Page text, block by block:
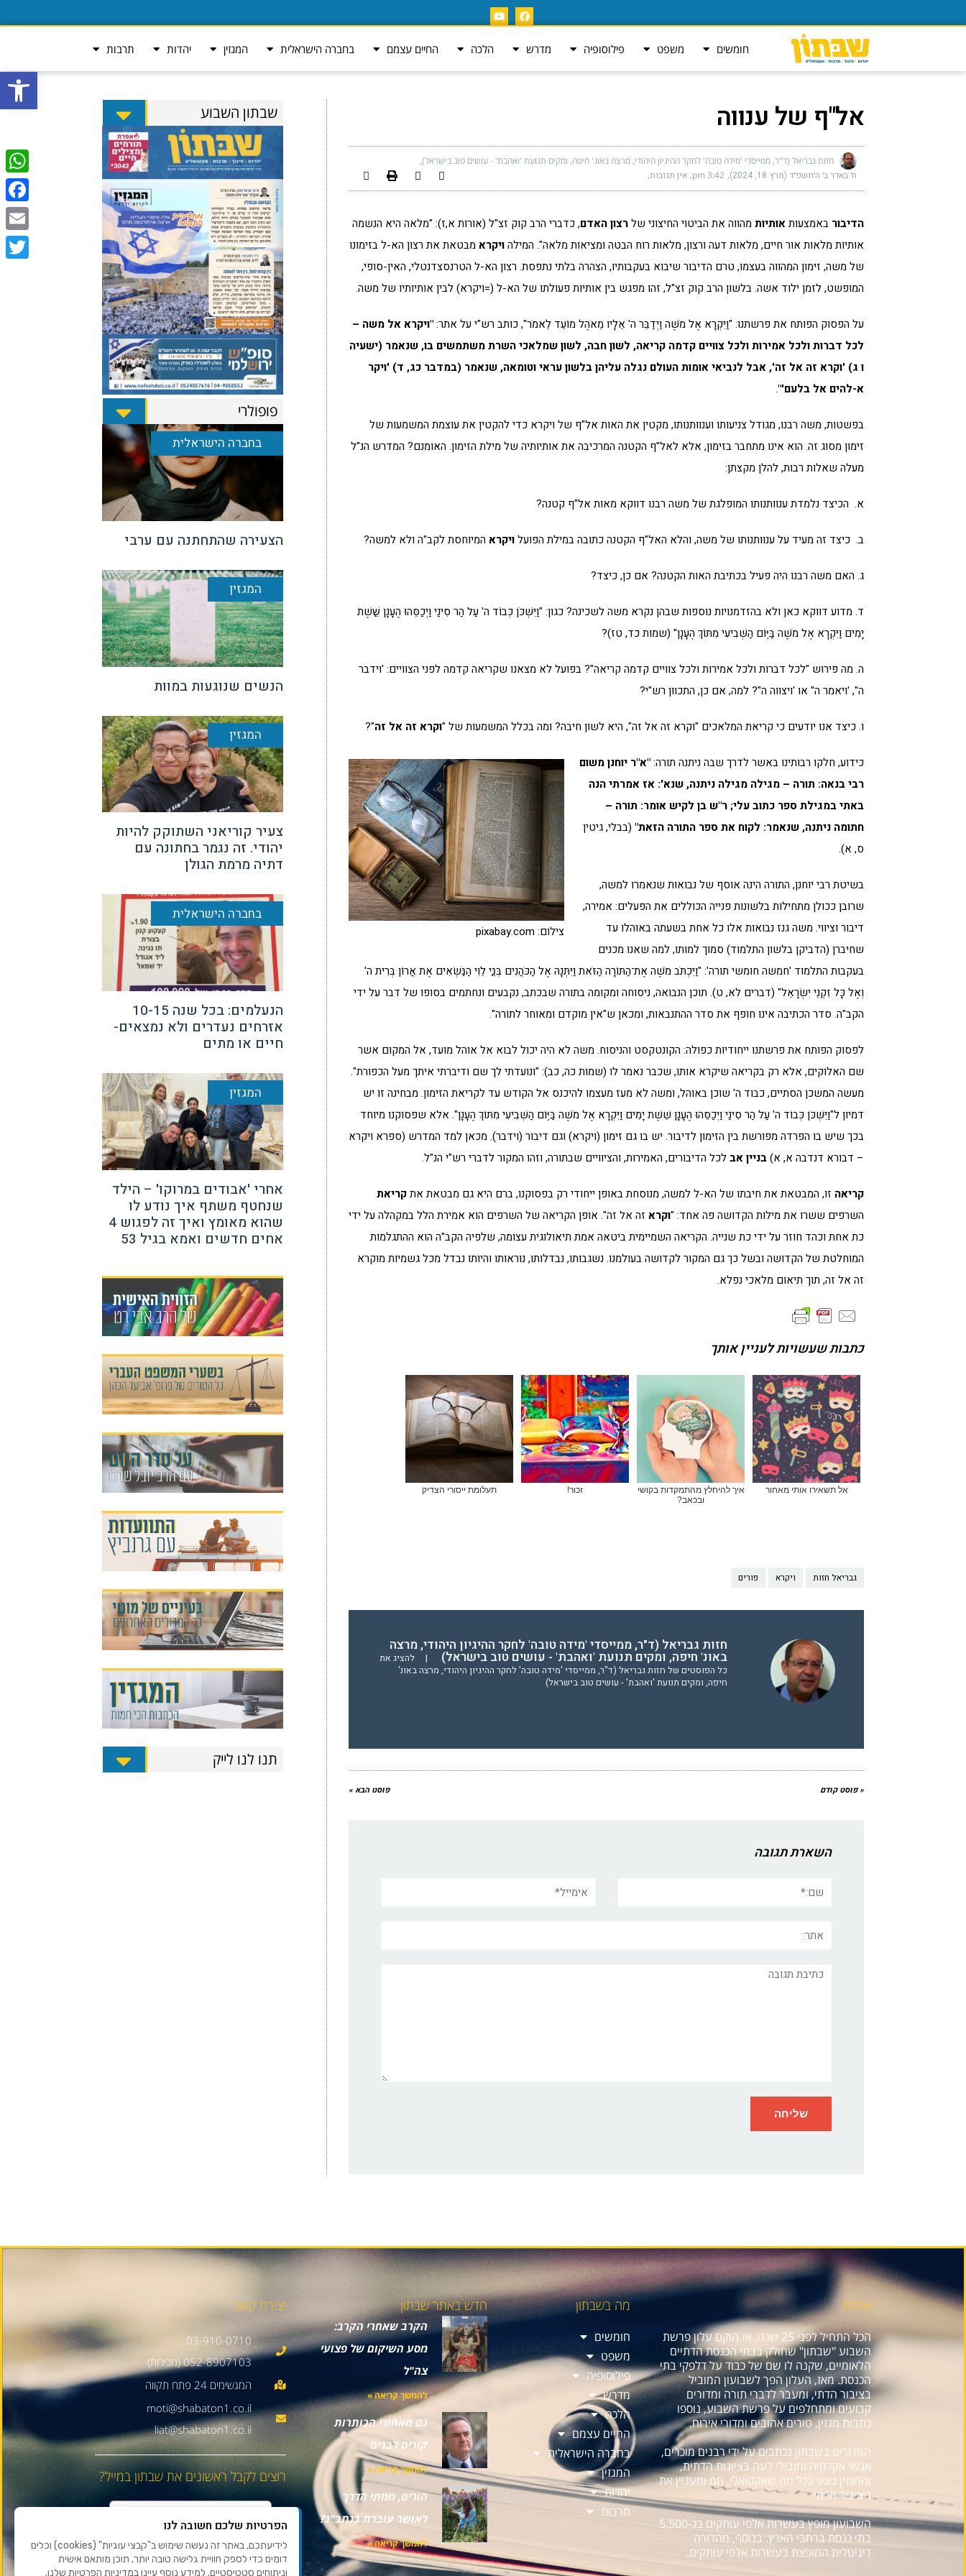
פתח
חומשים משפט פילוסופיה מדרש הלכה החיים עצמם בחברה הישראלית המגזין יהדות תרבות
אל"ף של ענווה
חזות גבריאל (ד"ר, ממייסדי 'מידה טובה' לחקר ההיגיון היהודי, מרצה באונ' חיפה, ומקים תנועת 'ואהבת' - עושים טוב בישראל)
ח׳ באדר ב׳ ה׳תשפ״ד (מרץ 18, 2024) 3:42 pm אין תגובות
הדיבור באמצעותאותיותמהווה את הביטוי החיצוני שלרצון האדם, כדברי הרב קוק זצ"ל (אורות א,ז): "מלאה היא הנשמה
אותיות מלאות אור חיים, מלאות דעה ורצון, מלאות רוח הבטה ומציאות מלאה". המילהויקרא מבטאת את רצון הא-ל בזימונו
של משה, זימון המהווה בעצמו, טרם הדיבור שיבוא בעקבותיו, הצהרה בלתי נתפסת. רצון הא-ל הטרנסצדנטלי, האין-סופי,
המופשט, לזמן ילוד אשה. בלשון הרב קוק זצ"ל, זהו מפגש בין אותיות פעולתו של הא-ל (=ויקרא) לבין אותיותיו של משה.
על הפסוק הפותח את פרשתנו: "וַיִּקְרָא אֶל מֹשֶׁה וַיְדַבֵּר ה' אֵלָיו מֵאֹהֶל מוֹעֵד לֵאמֹר", כותב רש"י על אתר:"ויקרא אל משה –
לכל דברות ולכל אמירות ולכל צוויים קדמה קריאה, לשון חבה, לשון שמלאכי השרת משתמשים בו, שנאמר (ישעיה
ו ג) 'וקרא זה אל זה', אבל לנביאי אומות העולם נגלה עליהן בלשון עראי וטומאה, שנאמר (במדבר כג, ד) 'ויקר
א-להים אל בלעם'".
בפשטות, משה רבנו, מגודל צניעותו וענוותנותו, מקטין את האות אל"ף של ויקרא כדי להקטין את עוצמת המשמעות של
זימון מסוג זה. הוא אינו מתחבר בזימון, אלא לאל"ף הקטנה המרכיבה את אותיותיה של מילת הזימון. האומנם? המדרש הנ"ל
מעלה שאלות רבות, להלן מקצתן:
א. הכיצד נלמדת ענוותנותו המופלגת של משה רבנו דווקא מאות אל"ף קטנה?
ב. כיצד זה מעיד על ענוותנותו של משה, והלא האל"ף הקטנה כתובה במילת הפועלויקרא המיוחסת לקב"ה ולא למשה?
ג. האם משה רבנו היה פעיל בכתיבת האות הקטנה? אם כן, כיצד?
ד. מדוע דווקא כאן ולא בהזדמנויות נוספות שבהן נקרא משה לשכינה? כגון: "וַיִּשְׁכֹּן כְּבוֹד ה' עַל הַר סִינַי וַיְכַסֵּהוּ הֶעָנָן שֵׁ֣שֶׁת
יָמִים וַיִּקְרָא אֶל מֹשֶׁה בַּיּ֥וֹם הַשְּׁבִיעִי מִתּוֹךְ הֶעָנָן" (שמות כד, טז)?
ה. מה פירוש "לכל דברות ולכל אמירות ולכל צוויים קדמה קריאה"? בפועל לא מצאנו שקריאה קדמה לפני הצוויים: 'וידבר
ה", 'ויאמר ה" או 'ויצווה ה"? למה, אם כן, התכוון רש"י?
ו. כיצד אנו יודעים כי קריאת המלאכים "וקרא זה אל זה", היא לשון חיבה? ומה בכלל המשמעות של "וקרא זה אל זה"?
צילום: pixabay.com
כידוע, חלקו רבותינו באשר לדרך שבה ניתנה תורה:"א"ר יוחנן משום
רבי בנאה: תורה – מגילה מגילה ניתנה, שנא': אז אמרתי הנה
באתי במגילת ספר כתוב עלי; ר"ש בן לקיש אומר: תורה –
חתומה ניתנה, שנאמר: לקוח את ספר התורה הזאת" (בבלי, גיטין
ס, א).
בשיטת רבי יוחנן, התורה הינה אוסף של נבואות שנאמרו למשה,
שרובן ככולן מתחילות בלשונות פנייה הכוללים את הפעלים: אמירה,
דיבור וציווי. משה גנז נבואות אלו כל אחת בשעתה באוהלו עד
שחיברן (הדביקן בלשון התלמוד) סמוך למותו, למה שאנו מכנים
בעקבות התלמוד 'חמשה חומשי תורה': "וַיִּכְתֹּב מֹשֶׁה אֶת־הַתּוֹרָה הַזֹּאת וַיִּתְּנָהּ אֶל הַכֹּהֲנִים בְּנֵ֣י לֵוִי הַנֹּ֣שְׂאִים אֶת אֲרוֹן בְּרִית ה'
וְאֶל כָּל זִקְנֵי יִשְׂרָאֵל" (דברים לא, ט). תוכן הנבואה, ניסוחה ומקומה בתורה שבכתב, נקבעים ונחתמים בסופו של דבר על ידי
הקב"ה. סדר הכתיבה אינו חופף את סדר ההתנבאות, ומכאן ש"אין מוקדם ומאוחר לתורה".
לפסוק הפותח את פרשתנו ייחודיות כפולה: הקונטקסט והניסוח. משה לא היה יכול לבוא אל אוהל מועד, אל המקום אשר
שם האלוקים, אלא רק בקריאה שיקרא אותו, שכבר נאמר לו (שמות כה, כב): "ונועדתי לך שם ודיברתי איתך מעל הכפורת".
מעשה המשכן הסתיים, כבוד ה' שוכן באוהל, ומשה לא מעז מעצמו להיכנס אל הקודש עד לקריאת הזימון. מבחינה זו יש
דמיון ל"וַיִּשְׁכֹּן כְּבוֹד ה' עַל הַר סִינַי וַיְכַסֵּהוּ הֶעָנָן שֵׁשֶׁת יָמִים וַיִּקְרָא אֶל מֹשֶׁה בַּיּ֥וֹם הַשְּׁבִיעִי מִתּוֹךְ הֶעָנָן". אלא שפסוקנו מיוחד
בכך שיש בו הפרדה מפורשת בין הזימון לדיבור. יש בו גם זימון (ויקרא) וגם דיבור (וידבר). מכאן למד המדרש (ספרא ויקרא
– דבורא דנדבה א, א)בניין אבלכל הדיבורים, האמירות, והציוויים שבתורה, וזהו המקור לדברי רש"י הנ"ל.
קריאה זו, המבטאת את חיבתו של הא-ל למשה, מנוסחת באופן ייחודי רק בפסוקנו, ברם היא גם מבטאת אתקריאת
השרפים ששרו את מילות הקדושה פה אחד: "וקרא זה אל זה". אופן הקריאה של השרפים הוא אמירת הלל במקהלה על ידי
כת אחת וכהד חוזר על ידי כת שנייה. הקריאה השמיימית ביטאה אמת תיאולוגית עצומה, שלפיה הקב"ה הוא ההתגלמות
המוחלטת של הקדושה ובשל כך גם המקור לקדושה בעולמנו. נשגבותו, נבדלותו, נוראותו והיותו נבדל מכל גשמיות מוקרא
זה אל זה, תוך תיאום מלאכי נפלא.
כתבות שעשויות לעניין אותך
אל תשאירו אותי מאחור
איך להיחלץ מהתמקדות בקושי
ובכאב?
זכור! תעלומת ייסורי הצדיק
גבריאל חזות ויקרא פורים
חזות גבריאל (ד"ר, ממייסדי 'מידה טובה' לחקר ההיגיון היהודי, מרצה
באונ' חיפה, ומקים תנועת 'ואהבת' - עושים טוב בישראל) |
להציג את
כל הפוסטים של חזות גבריאל (ד"ר, ממייסדי 'מידה טובה' לחקר ההיגיון היהודי, מרצה באונ'
חיפה, ומקים תנועת 'ואהבת' - עושים טוב בישראל)
« פוסט קודם פוסט הבא »
השארת תגובה
תגובה
שבתון השבוע
פופולרי
בחברה הישראלית
הצעירה שהתחתנה עם ערבי
המגזין
הנשים שנוגעות במוות
המגזין
צעיר קוריאני השתוקק להיות
יהודי. זה נגמר בחתונה עם
דתיה מרמת הגולן
בחברה הישראלית
הנעלמים: בכל שנה 10-15
אזרחים נעדרים ולא נמצאים-
חיים או מתים
המגזין
אחרי 'אבודים במרוקו' – הילד
שנחטף משתף איך נודע לו
שהוא מאומץ ואיך זה לפגוש 4
אחים חדשים ואמא בגיל 53
תנו לנו לייק
אודות
הכל התחיל לפני 25 שנה, אז הוקם עלון פרשת
השבוע "שבתון" שחולק בבתי הכנסת הדתיים
הלאומיים, שקנה לו שם של כבוד על דלפקי בתי
הכנסת. מאז, העלון הפך לשבועון המוביל
בציבור הדתי, ומעבר לדברי תורה ומדורים
קבועים ומתחלפים על פרשת השבוע, נוספו
כתבות מגזין, טורים אהובים ומדורי אירוח.
המדורים בשבתון נכתבים על ידי רבנים מוכרים,
אנשי אקדמיה ומובילי דעה בציונות הדתית,
והמגזין נוגע בכל מה שאקטואלי, חם ומעניין את
הציבור הדתי.
השבועון מופץ בעשרות אלפי עותקים בכ-5,500
בתי כנסת ברחבי הארץ. בנוסף, מהדורה
דיגיטלית המופצת בעשרות אלפי עותקים.
מה בשבתון
חומשים
משפט
פילוסופיה
מדרש
הלכה
החיים עצמם
בחברה הישראלית
המגזין
יהדות
תרבות
חדש באתר שבתון
הקרב שאחרי הקרב:
מסע השיקום של פצועי
צה"ל
להמשך קריאה »
גם מאחורי הכותרות
קורים דברים
להמשך קריאה »
הורים, ממתי הדרך
לאושר עוברת בנתב"ג?
להמשך קריאה »
יצירת קשר
03-910-0710
052-8907103 (מכירות)
moti@shabaton1.co.il
liat@shabaton1.co.il
רוצים לקבל ראשונים את שבתון במייל?
Email
הפרטיות שלכם חשובה לנו
לידיעתכם, באתר זה נעשה שימוש ב"קבצי עוגיות" (cookies) וכלים
דומים כדי לספק חוויית גלישה טובה יותר, תוכן מותאם אישית
וניתוחים סטטיסטיים. למידע נוסף עיינו במדיניות הפרטיות שלנו.